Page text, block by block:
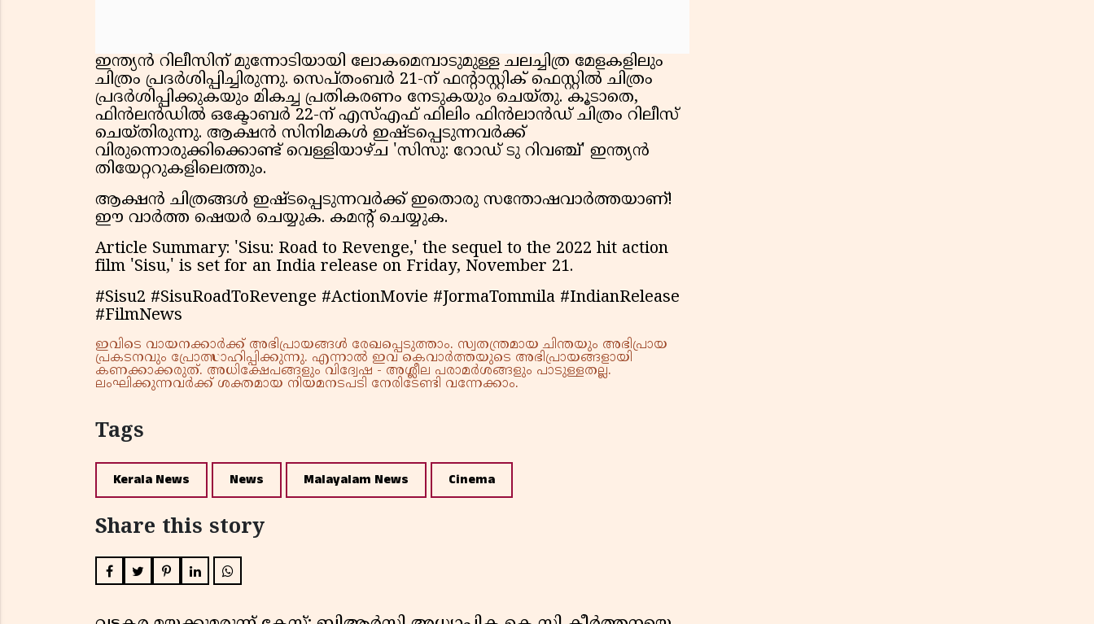
ഇന്ത്യൻ റിലീസിന് മുന്നോടിയായി ലോകമെമ്പാടുമുള്ള ചലച്ചിത്ര മേളകളിലും
ചിത്രം പ്രദർശിപ്പിച്ചിരുന്നു. സെപ്തംബർ 21-ന് ഫന്റാസ്റ്റിക് ഫെസ്റ്റിൽ ചിത്രം
പ്രദർശിപ്പിക്കുകയും മികച്ച പ്രതികരണം നേടുകയും ചെയ്തു. കൂടാതെ,
ഫിൻലൻഡിൽ ഒക്ടോബർ 22-ന് എസ്എഫ് ഫിലിം ഫിൻലാൻഡ് ചിത്രം റിലീസ്
ചെയ്തിരുന്നു. ആക്ഷൻ സിനിമകൾ ഇഷ്ടപ്പെടുന്നവർക്ക്
വിരുന്നൊരുക്കിക്കൊണ്ട് വെള്ളിയാഴ്ച 'സിസു: റോഡ് ടു റിവഞ്ച്' ഇന്ത്യൻ
തിയേറ്ററുകളിലെത്തും.
ആക്ഷൻ ചിത്രങ്ങൾ ഇഷ്ടപ്പെടുന്നവർക്ക് ഇതൊരു സന്തോഷവാർത്തയാണ്!
ഈ വാർത്ത ഷെയർ ചെയ്യുക. കമൻ്റ് ചെയ്യുക.
Article Summary: 'Sisu: Road to Revenge,' the sequel to the 2022 hit action
film 'Sisu,' is set for an India release on Friday, November 21.
#Sisu2 #SisuRoadToRevenge #ActionMovie #JormaTommila #IndianRelease
#FilmNews
ഇവിടെ വായനക്കാർക്ക് അഭിപ്രായങ്ങൾ രേഖപ്പെടുത്താം. സ്വതന്ത്രമായ ചിന്തയും അഭിപ്രായ
പ്രകടനവും പ്രോത്സാഹിപ്പിക്കുന്നു. എന്നാൽ ഇവ കെവാർത്തയുടെ അഭിപ്രായങ്ങളായി
കണക്കാക്കരുത്. അധിക്ഷേപങ്ങളും വിദ്വേഷ - അശ്ലീല പരാമർശങ്ങളും പാടുള്ളതല്ല.
ലംഘിക്കുന്നവർക്ക് ശക്തമായ നിയമനടപടി നേരിടേണ്ടി വന്നേക്കാം.
Tags
Kerala News News Malayalam News Cinema
Share this story